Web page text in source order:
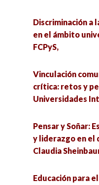
Discriminación a
en el ámbito
FCPyS,
Vinculación
crítica: retos y
Universidades
Pensar y Soñar:
y liderazgo en el
Claudia
Educación para